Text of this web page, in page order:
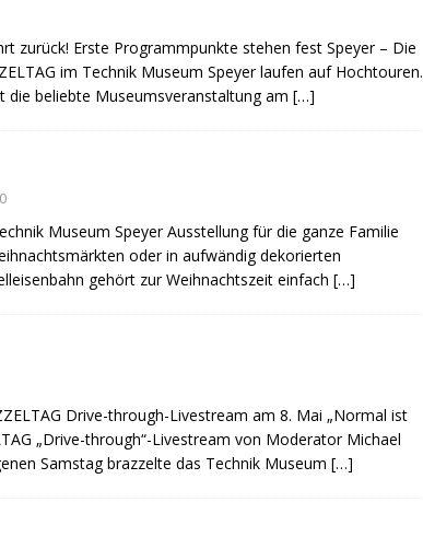
zurück! Erste Programmpunkte stehen fest Speyer – Die
im Technik Museum Speyer laufen auf Hochtouren.
die beliebte Museumsveranstaltung am […]
0
Museum Speyer Ausstellung für die ganze Familie
oder in aufwändig dekorierten
gehört zur Weihnachtszeit einfach […]
Drive-through-Livestream am 8. Mai „Normal ist
„Drive-through“-Livestream von Moderator Michael
Samstag brazzelte das Technik Museum […]